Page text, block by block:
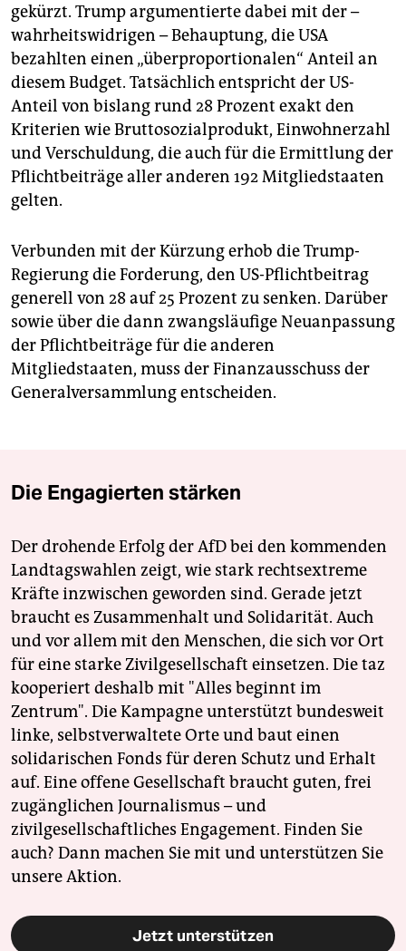
gekürzt. Trump argumentierte dabei mit der –
wahrheitswidrigen – Behauptung, die USA
bezahlten einen „überproportionalen“ Anteil an
diesem Budget. Tatsächlich entspricht der US-
Anteil von bislang rund 28 Prozent exakt den
Kriterien wie Bruttosozialprodukt, Einwohnerzahl
und Verschuldung, die auch für die Ermittlung der
Pflichtbeiträge aller anderen 192 Mitgliedstaaten
gelten.
Verbunden mit der Kürzung erhob die Trump-
Regierung die Forderung, den US-Pflichtbeitrag
generell von 28 auf 25 Prozent zu senken. Darüber
sowie über die dann zwangsläufige Neuanpassung
der Pflichtbeiträge für die anderen
Mitgliedstaaten, muss der Finanzausschuss der
Generalversammlung ent­scheiden.
Die Engagierten stärken
Der drohende Erfolg der AfD bei den kommenden
Landtagswahlen zeigt, wie stark rechtsextreme
Kräfte inzwischen geworden sind. Gerade jetzt
braucht es Zusammenhalt und Solidarität. Auch
und vor allem mit den Menschen, die sich vor Ort
für eine starke Zivilgesellschaft einsetzen. Die taz
kooperiert deshalb mit "Alles beginnt im
Zentrum". Die Kampagne unterstützt bundesweit
linke, selbstverwaltete Orte und baut einen
solidarischen Fonds für deren Schutz und Erhalt
auf. Eine offene Gesellschaft braucht guten, frei
zugänglichen Journalismus – und
zivilgesellschaftliches Engagement. Finden Sie
auch? Dann machen Sie mit und unterstützen Sie
unsere Aktion.
Jetzt unterstützen